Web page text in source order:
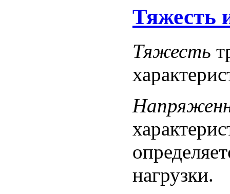
Тяжесть
Тяжесть
нагрузки.